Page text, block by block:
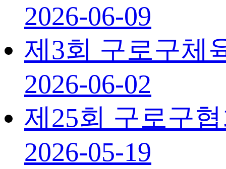
2026-06-09
제3회 구로구체
2026-06-02
제25회 구로구
2026-05-19